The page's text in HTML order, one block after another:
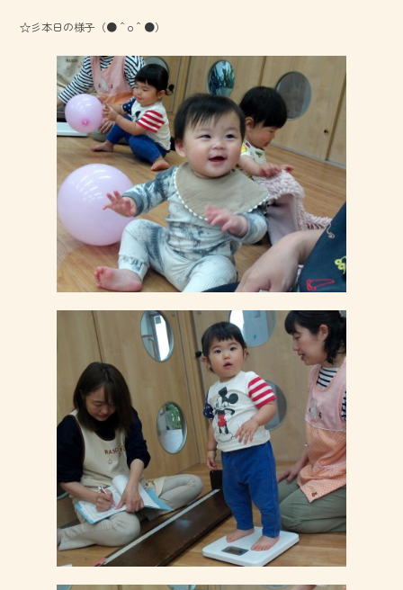
☆彡本日の様子（●＾o＾●）